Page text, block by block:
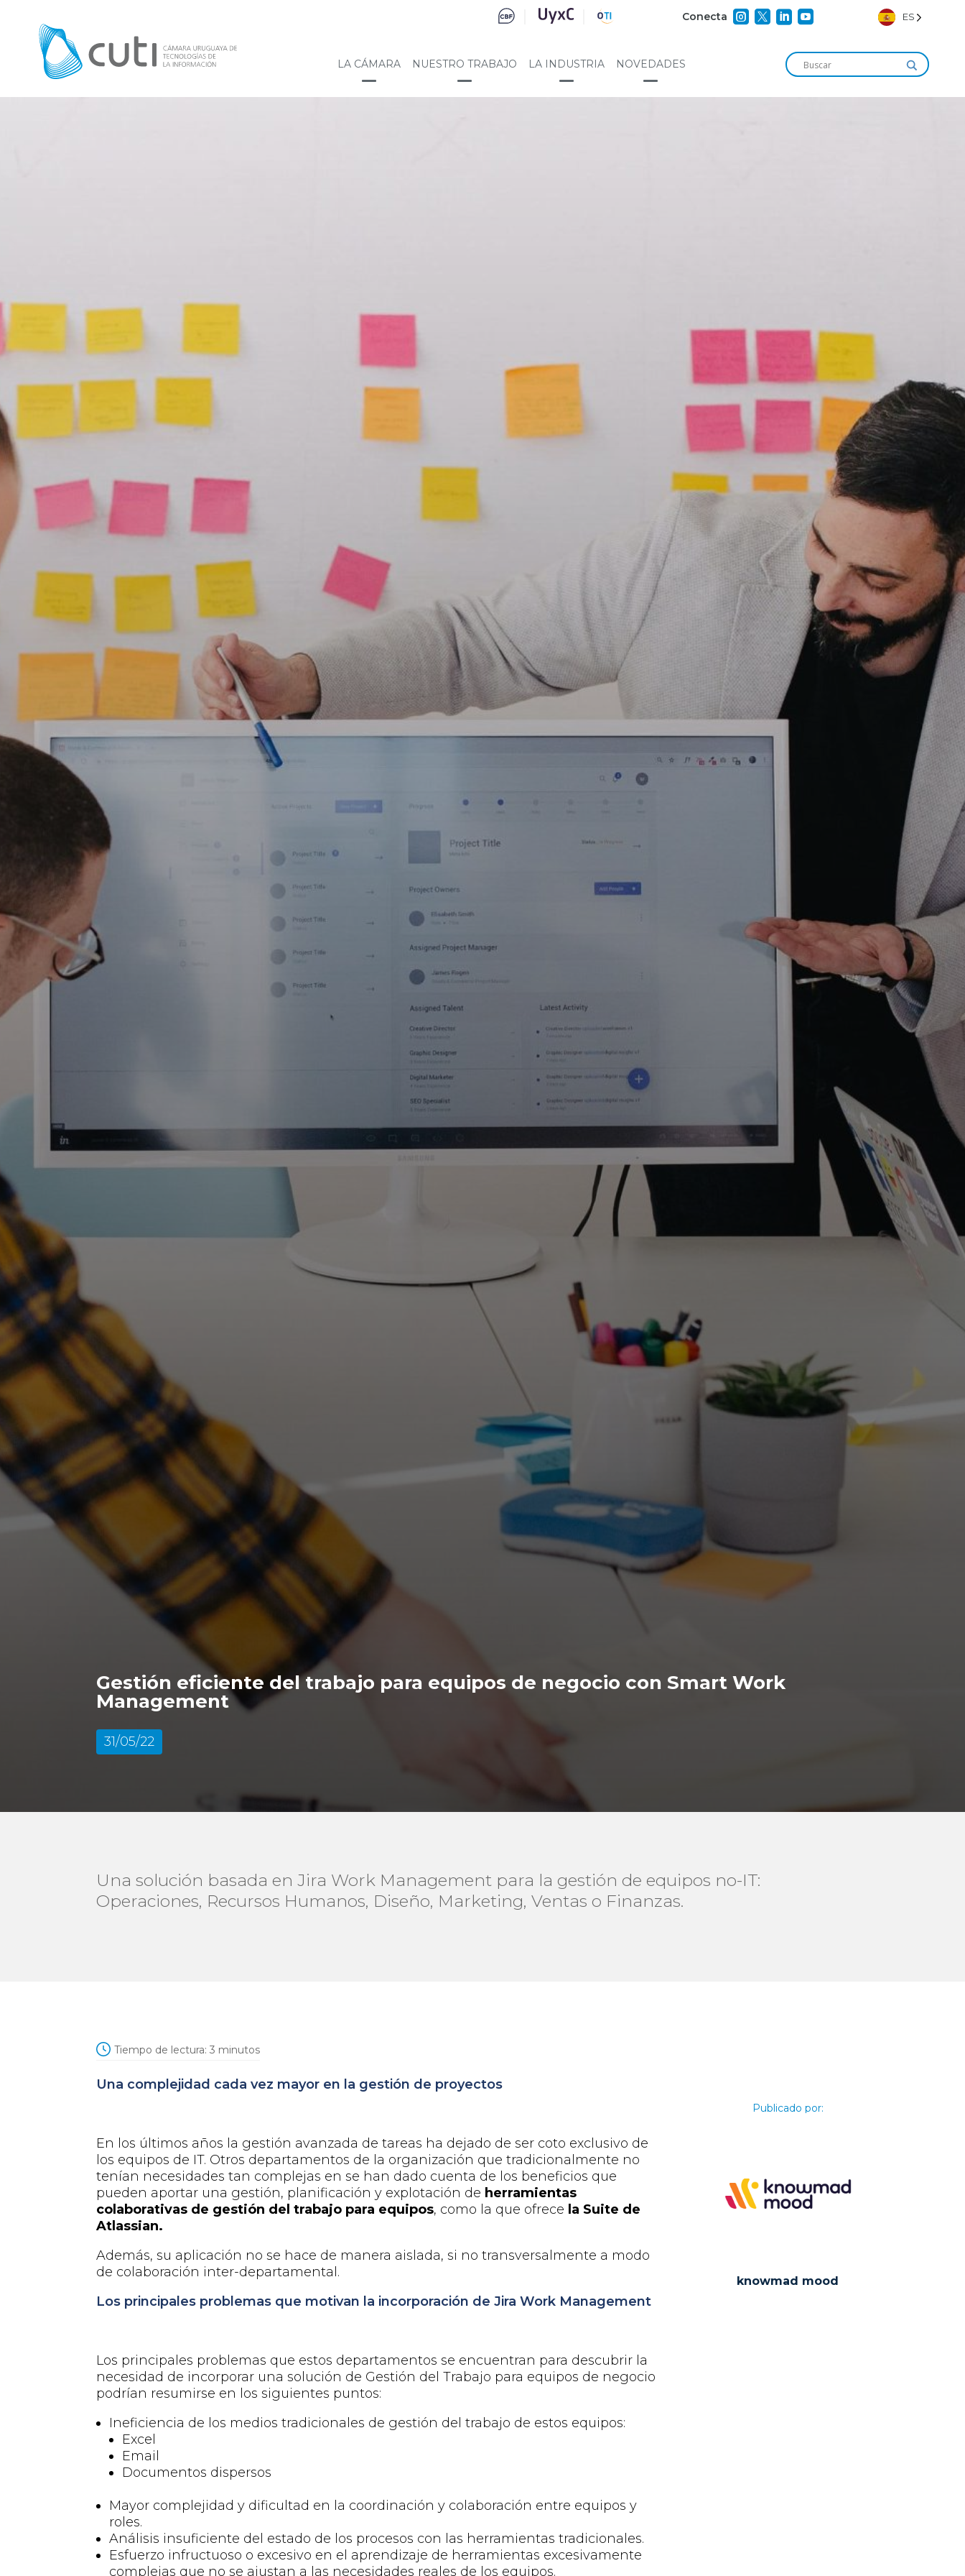
Conecta     ES
LA CÁMARA NUESTRO TRABAJO LA INDUSTRIA NOVEDADES
Gestión eficiente del trabajo para equipos de negocio con Smart Work
Management
31/05/22
Una solución basada en Jira Work Management para la gestión de equipos no-IT:
Operaciones, Recursos Humanos, Diseño, Marketing, Ventas o Finanzas.
Tiempo de lectura: 3 minutos
Una complejidad cadavez mayor en la gestión de proyectos
En los últimos años la gestión avanzada de tareas ha dejado de ser coto exclusivo de
los equipos de IT. Otros departamentos de la organización que tradicionalmente no
tenían necesidades tan complejas en se han dado cuenta de los beneficios que
pueden aportar una gestión, planificación y explotación de herramientas
colaborativas de gestión del trabajo para equipos, como la que ofrece la Suite de
Atlassian.
Además,su aplicación no se hace de manera aislada, si no transversalmente a modo
de colaboración inter-departamental.
Los principales problemas que motivan la incorporación de JiraWork Management
Los principales problemas que estos departamentos se encuentran para descubrir la
necesidad de incorporar una solución de Gestión del Trabajo para equipos de negocio
podrían resumirse en los siguientes puntos:
Ineficiencia de los medios tradicionales de gestión del trabajo de estos equipos:
Excel
Email
Documentos dispersos
Mayor complejidad y dificultad en la coordinación y colaboración entre equipos y
roles.
Análisis insuficiente del estado de los procesos con las herramientas tradicionales.
Esfuerzo infructuoso o excesivo en el aprendizaje de herramientas excesivamente
complejas que no se ajustan a las necesidades reales de los equipos.
Publicado por:
knowmad mood